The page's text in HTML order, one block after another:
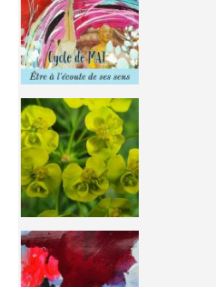
You're
50/50 OR 100/100 ? The day after Ascension, w